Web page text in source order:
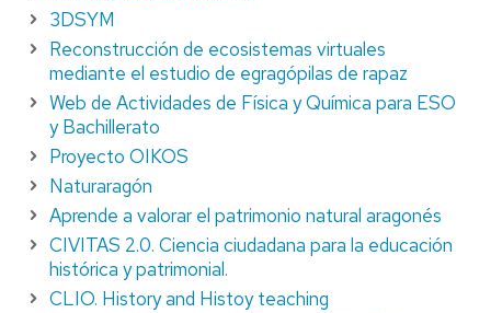
3DSYM
Reconstrucción de ecosistemas virtuales
mediante el estudio de egragópilas de rapaz
Web de Actividades de Física y Química para ESO
y Bachillerato
Proyecto OIKOS
Naturaragón
Aprende a valorar el patrimonio natural aragonés
CIVITAS 2.0. Ciencia ciudadana para la educación
histórica y patrimonial.
CLIO. History and Histoy teaching